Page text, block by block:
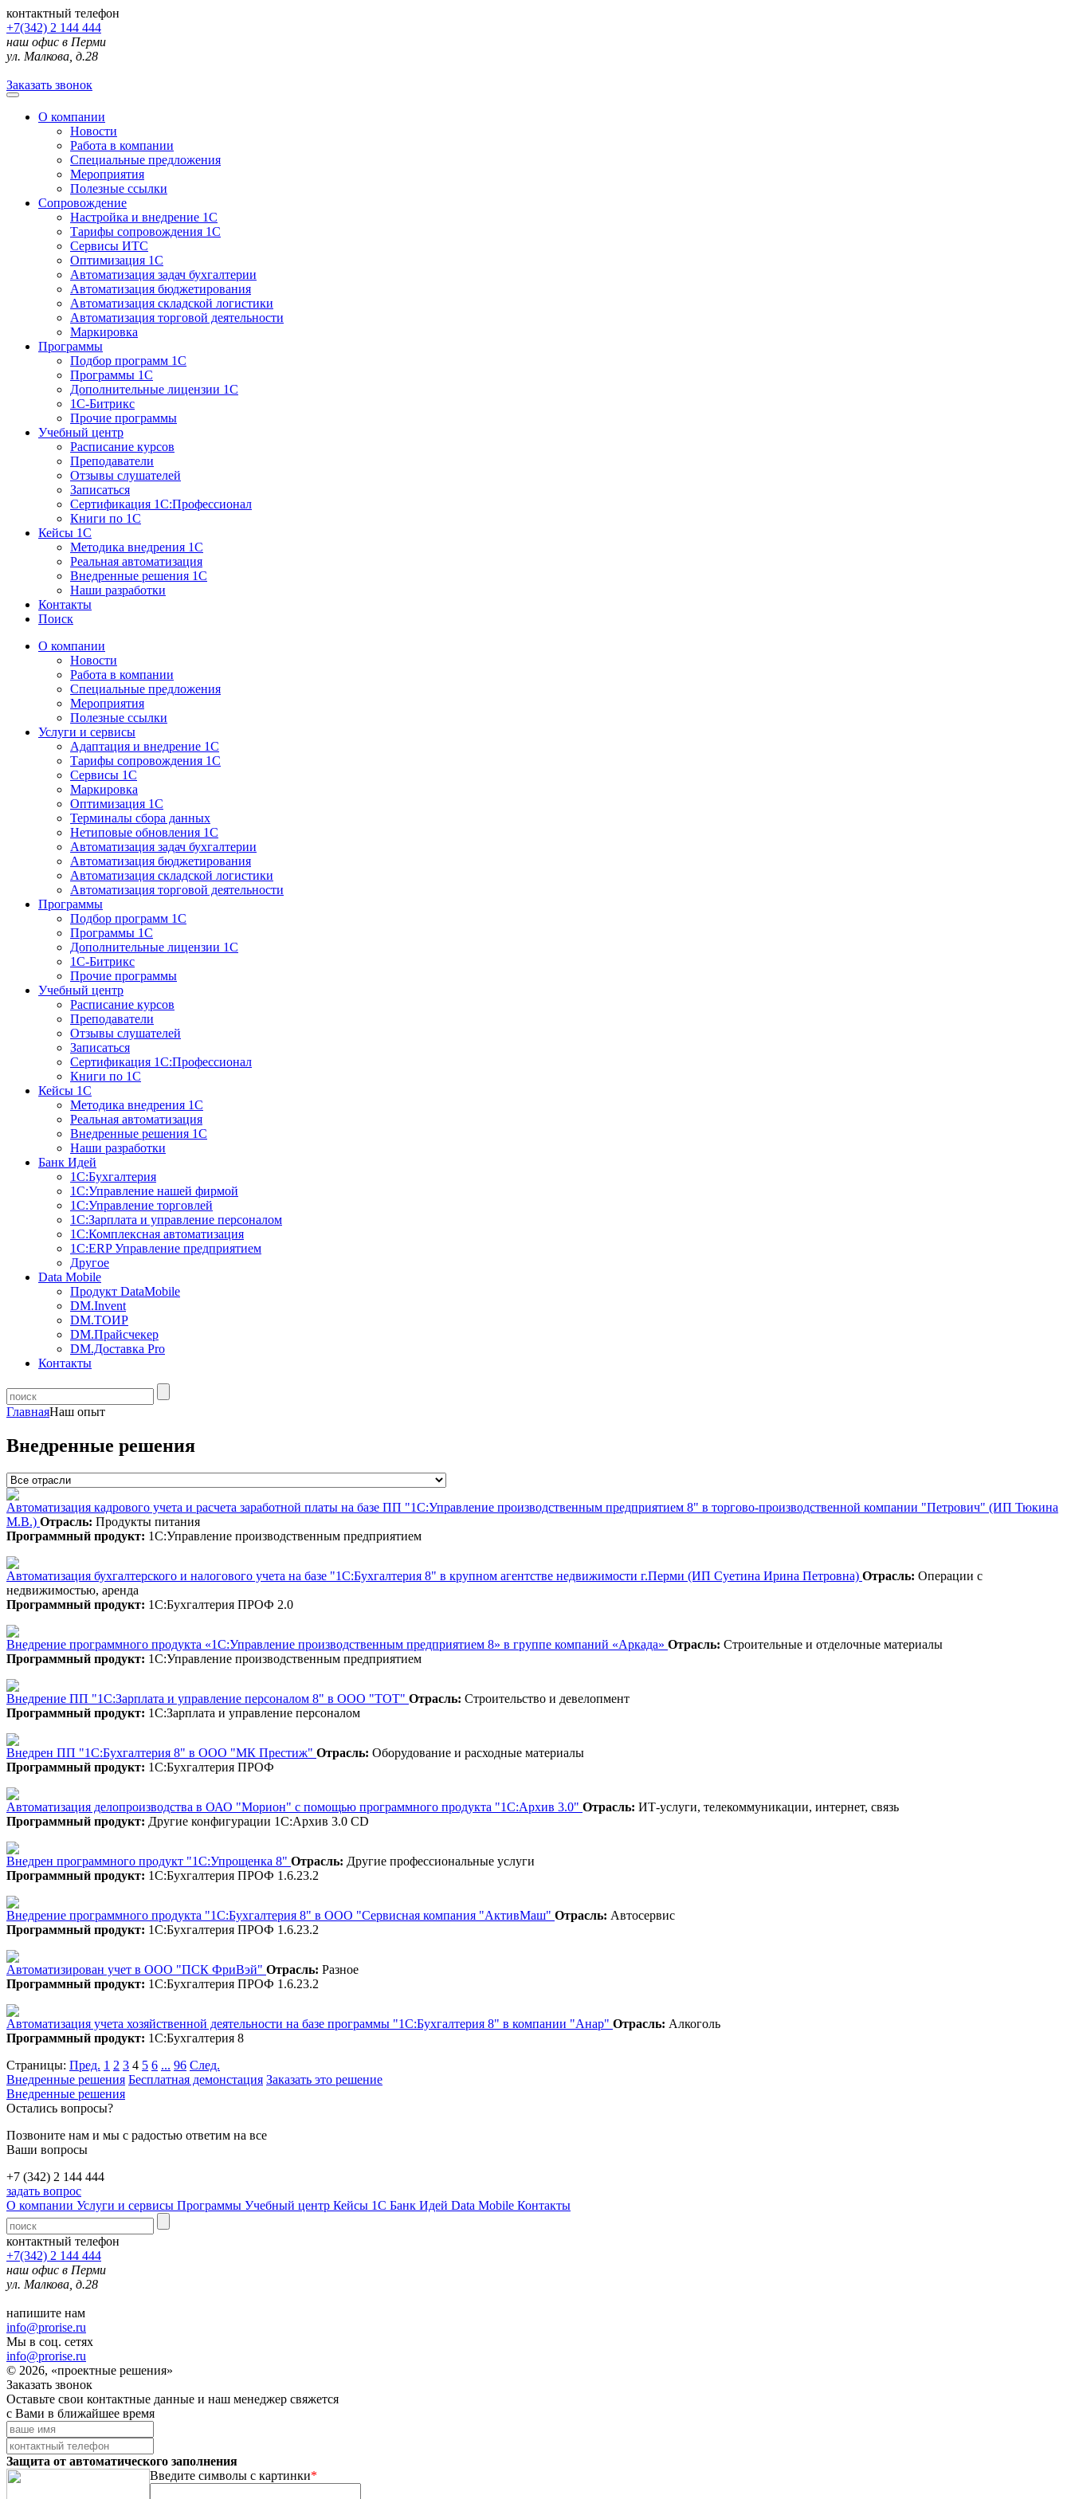
контактный телефон
+7(342) 2 144 444
наш офис в Перми
ул. Малкова, д.28
Заказать звонок
О компании
Новости
Работа в компании
Специальные предложения
Мероприятия
Полезные ссылки
Сопровождение
Настройка и внедрение 1С
Тарифы сопровождения 1С
Сервисы ИТС
Оптимизация 1С
Автоматизация задач бухгалтерии
Автоматизация бюджетирования
Автоматизация складской логистики
Автоматизация торговой деятельности
Маркировка
Программы
Подбор программ 1С
Программы 1С
Дополнительные лицензии 1С
1С-Битрикс
Прочие программы
Учебный центр
Расписание курсов
Преподаватели
Отзывы слушателей
Записаться
Сертификация 1С:Профессионал
Книги по 1С
Кейсы 1С
Методика внедрения 1С
Реальная автоматизация
Внедренные решения 1С
Наши разработки
Контакты
Поиск
О компании
Новости
Работа в компании
Специальные предложения
Мероприятия
Полезные ссылки
Услуги и сервисы
Адаптация и внедрение 1С
Тарифы сопровождения 1С
Сервисы 1С
Маркировка
Оптимизация 1С
Терминалы сбора данных
Нетиповые обновления 1С
Автоматизация задач бухгалтерии
Автоматизация бюджетирования
Автоматизация складской логистики
Автоматизация торговой деятельности
Программы
Подбор программ 1С
Программы 1С
Дополнительные лицензии 1С
1С-Битрикс
Прочие программы
Учебный центр
Расписание курсов
Преподаватели
Отзывы слушателей
Записаться
Сертификация 1С:Профессионал
Книги по 1С
Кейсы 1С
Методика внедрения 1С
Реальная автоматизация
Внедренные решения 1С
Наши разработки
Банк Идей
1С:Бухгалтерия
1С:Управление нашей фирмой
1С:Управление торговлей
1С:Зарплата и управление персоналом
1С:Комплексная автоматизация
1С:ERP Управление предприятием
Другое
Data Mobile
Продукт DataMobile
DM.Invent
DM.ТОИР
DM.Прайсчекер
DM.Доставка Pro
Контакты
ГлавнаяНаш опыт
Внедренные решения
Автоматизация кадрового учета и расчета заработной платы на базе ПП "1С:Управление производственным предприятием 8" в торгово-производственной компании "Петрович" (ИП Тюкина
М.В.) Отрасль: Продукты питания
Программный продукт: 1С:Управление производственным предприятием
Автоматизация бухгалтерского и налогового учета на базе "1С:Бухгалтерия 8" в крупном агентстве недвижимости г.Перми (ИП Суетина Ирина Петровна) Отрасль: Операции с
недвижимостью, аренда
Программный продукт: 1С:Бухгалтерия ПРОФ 2.0
Внедрение программного продукта «1С:Управление производственным предприятием 8» в группе компаний «Аркада» Отрасль: Строительные и отделочные материалы
Программный продукт: 1С:Управление производственным предприятием
Внедрение ПП "1С:Зарплата и управление персоналом 8" в ООО "ТОТ" Отрасль: Строительство и девелопмент
Программный продукт: 1С:Зарплата и управление персоналом
Внедрен ПП "1С:Бухгалтерия 8" в ООО "МК Престиж" Отрасль: Оборудование и расходные материалы
Программный продукт: 1С:Бухгалтерия ПРОФ
Автоматизация делопроизводства в ОАО "Морион" с помощью программного продукта "1С:Архив 3.0" Отрасль: ИТ-услуги, телекоммуникации, интернет, связь
Программный продукт: Другие конфигурации 1С:Архив 3.0 CD
Внедрен программного продукт "1С:Упрощенка 8" Отрасль: Другие профессиональные услуги
Программный продукт: 1С:Бухгалтерия ПРОФ 1.6.23.2
Внедрение программного продукта "1С:Бухгалтерия 8" в ООО "Сервисная компания "АктивМаш" Отрасль: Автосервис
Программный продукт: 1С:Бухгалтерия ПРОФ 1.6.23.2
Автоматизирован учет в ООО "ПСК ФриВэй" Отрасль: Разное
Программный продукт: 1С:Бухгалтерия ПРОФ 1.6.23.2
Автоматизация учета хозяйственной деятельности на базе программы "1С:Бухгалтерия 8" в компании "Анар" Отрасль: Алкоголь
Программный продукт: 1С:Бухгалтерия 8
Страницы: Пред. 1 2 3 4 5 6 ... 96 След.
Внедренные решения Бесплатная демонстация Заказать это решение
Внедренные решения
Остались вопросы?
Позвоните нам и мы с радостью ответим на все
Ваши вопросы
+7 (342) 2 144 444
задать вопрос
О компании Услуги и сервисы Программы Учебный центр Кейсы 1С Банк Идей Data Mobile Контакты
контактный телефон
+7(342) 2 144 444
наш офис в Перми
ул. Малкова, д.28
напишите нам
info@prorise.ru
Мы в соц. сетях
info@prorise.ru
© 2026, «проектные решения»
Заказать звонок
Оставьте свои контактные данные и наш менеджер свяжется
с Вами в ближайшее время
Защита от автоматического заполнения
Введите символы с картинки*